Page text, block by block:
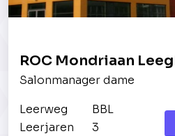
ROC Mondriaan
Salonmanager dame
Leerweg
BBL
Leerjaren
3